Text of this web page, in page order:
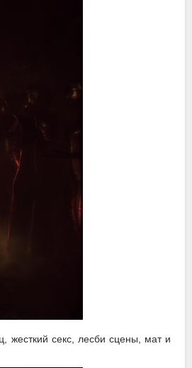
жесткий секс, лесби сцены, мат и